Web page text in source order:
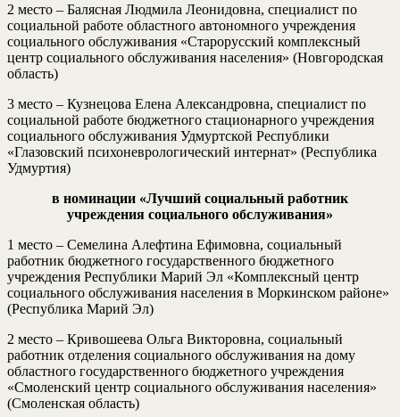
2 место – Балясная Людмила Леонидовна, специалист по
социальной работе областного автономного учреждения
социального обслуживания «Старорусский комплексный
центр социального обслуживания населения» (Новгородская
область)
3 место – Кузнецова Елена Александровна, специалист по
социальной работе бюджетного стационарного учреждения
социального обслуживания Удмуртской Республики
«Глазовский психоневрологический интернат» (Республика
Удмуртия)
в номинации «Лучший социальный работник
учреждения социального обслуживания»
1 место – Семелина Алефтина Ефимовна, социальный
работник бюджетного государственного бюджетного
учреждения Республики Марий Эл «Комплексный центр
социального обслуживания населения в Моркинском районе»
(Республика Марий Эл)
2 место – Кривошеева Ольга Викторовна, социальный
работник отделения социального обслуживания на дому
областного государственного бюджетного учреждения
«Смоленский центр социального обслуживания населения»
(Смоленская область)